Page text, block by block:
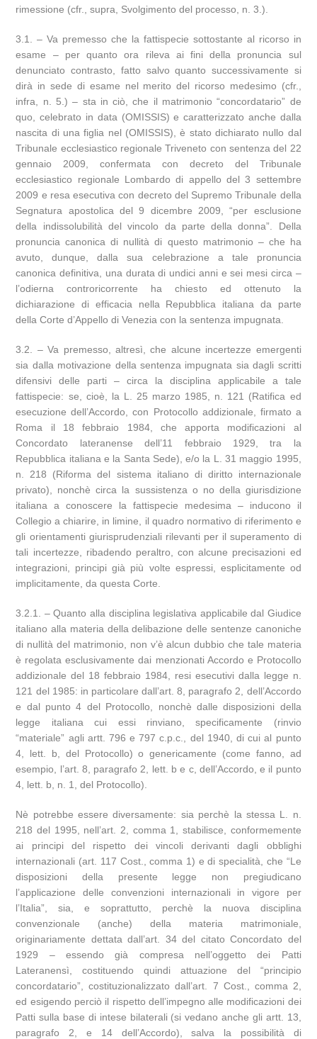
rimessione (cfr., supra, Svolgimento del processo, n. 3.).
3.1. – Va premesso che la fattispecie sottostante al ricorso in
esame – per quanto ora rileva ai fini della pronuncia sul
denunciato contrasto, fatto salvo quanto successivamente si
dirà in sede di esame nel merito del ricorso medesimo (cfr.,
infra, n. 5.) – sta in ciò, che il matrimonio “concordatario” de
quo, celebrato in data (OMISSIS) e caratterizzato anche dalla
nascita di una figlia nel (OMISSIS), è stato dichiarato nullo dal
Tribunale ecclesiastico regionale Triveneto con sentenza del 22
gennaio 2009, confermata con decreto del Tribunale
ecclesiastico regionale Lombardo di appello del 3 settembre
2009 e resa esecutiva con decreto del Supremo Tribunale della
Segnatura apostolica del 9 dicembre 2009, “per esclusione
della indissolubilità del vincolo da parte della donna”. Della
pronuncia canonica di nullità di questo matrimonio – che ha
avuto, dunque, dalla sua celebrazione a tale pronuncia
canonica definitiva, una durata di undici anni e sei mesi circa –
l’odierna controricorrente ha chiesto ed ottenuto la
dichiarazione di efficacia nella Repubblica italiana da parte
della Corte d’Appello di Venezia con la sentenza impugnata.
3.2. – Va premesso, altresì, che alcune incertezze emergenti
sia dalla motivazione della sentenza impugnata sia dagli scritti
difensivi delle parti – circa la disciplina applicabile a tale
fattispecie: se, cioè, la L. 25 marzo 1985, n. 121 (Ratifica ed
esecuzione dell’Accordo, con Protocollo addizionale, firmato a
Roma il 18 febbraio 1984, che apporta modificazioni al
Concordato lateranense dell’11 febbraio 1929, tra la
Repubblica italiana e la Santa Sede), e/o la L. 31 maggio 1995,
n. 218 (Riforma del sistema italiano di diritto internazionale
privato), nonchè circa la sussistenza o no della giurisdizione
italiana a conoscere la fattispecie medesima – inducono il
Collegio a chiarire, in limine, il quadro normativo di riferimento e
gli orientamenti giurisprudenziali rilevanti per il superamento di
tali incertezze, ribadendo peraltro, con alcune precisazioni ed
integrazioni, principi già più volte espressi, esplicitamente od
implicitamente, da questa Corte.
3.2.1. – Quanto alla disciplina legislativa applicabile dal Giudice
italiano alla materia della delibazione delle sentenze canoniche
di nullità del matrimonio, non v’è alcun dubbio che tale materia
è regolata esclusivamente dai menzionati Accordo e Protocollo
addizionale del 18 febbraio 1984, resi esecutivi dalla legge n.
121 del 1985: in particolare dall’art. 8, paragrafo 2, dell’Accordo
e dal punto 4 del Protocollo, nonchè dalle disposizioni della
legge italiana cui essi rinviano, specificamente (rinvio
“materiale” agli artt. 796 e 797 c.p.c., del 1940, di cui al punto
4, lett. b, del Protocollo) o genericamente (come fanno, ad
esempio, l’art. 8, paragrafo 2, lett. b e c, dell’Accordo, e il punto
4, lett. b, n. 1, del Protocollo).
Nè potrebbe essere diversamente: sia perchè la stessa L. n.
218 del 1995, nell’art. 2, comma 1, stabilisce, conformemente
ai principi del rispetto dei vincoli derivanti dagli obblighi
internazionali (art. 117 Cost., comma 1) e di specialità, che “Le
disposizioni della presente legge non pregiudicano
l’applicazione delle convenzioni internazionali in vigore per
l’Italia”, sia, e soprattutto, perchè la nuova disciplina
convenzionale (anche) della materia matrimoniale,
originariamente dettata dall’art. 34 del citato Concordato del
1929 – essendo già compresa nell’oggetto dei Patti
Lateranensì, costituendo quindi attuazione del “principio
concordatario”, costituzionalizzato dall’art. 7 Cost., comma 2,
ed esigendo perciò il rispetto dell’impegno alle modificazioni dei
Patti sulla base di intese bilaterali (si vedano anche gli artt. 13,
paragrafo 2, e 14 dell’Accordo), salva la possibilità di